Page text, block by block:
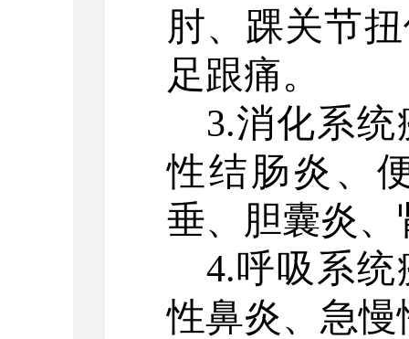
肘、踝关节
足跟痛。
3.消化系
性结肠炎、
垂、胆囊炎、
4.呼吸系
性鼻炎、急慢